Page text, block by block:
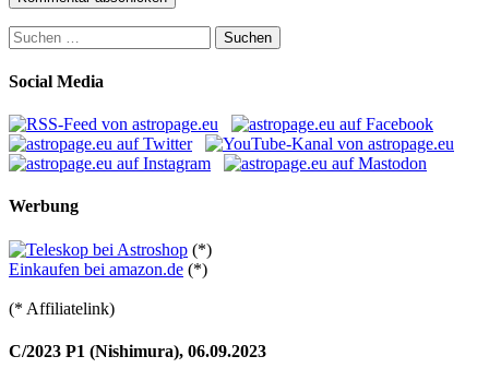
Suchen
nach:
Social Media
Werbung
(*)
Einkaufen bei amazon.de (*)
(* Affiliatelink)
C/2023 P1 (Nishimura), 06.09.2023